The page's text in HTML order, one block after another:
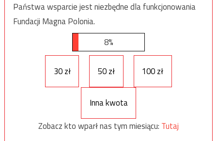
Państwa wsparcie jest niezbędne dla funkcjonowania
Fundacji Magna Polonia.
8%
30 zł 50 zł 100 zł
Inna kwota
Zobacz kto wparł nas tym miesiącu: Tutaj